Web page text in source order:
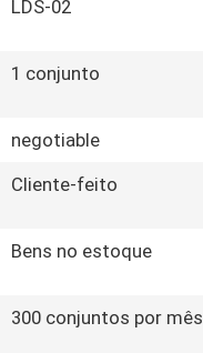
LDS-02
1 conjunto
negotiable
Cliente-feito
Bens no estoque
300 conjuntos por mês